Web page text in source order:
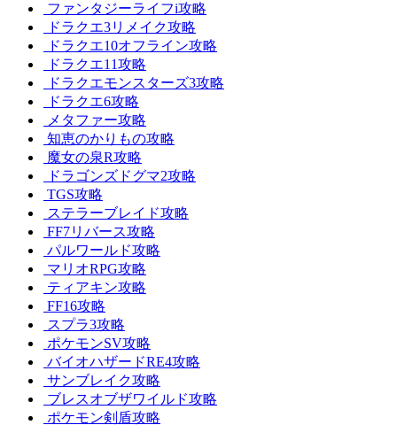
ファンタジーライフi攻略
ドラクエ3リメイク攻略
ドラクエ10オフライン攻略
ドラクエ11攻略
ドラクエモンスターズ3攻略
ドラクエ6攻略
メタファー攻略
知恵のかりもの攻略
魔女の泉R攻略
ドラゴンズドグマ2攻略
TGS攻略
ステラーブレイド攻略
FF7リバース攻略
パルワールド攻略
マリオRPG攻略
ティアキン攻略
FF16攻略
スプラ3攻略
ポケモンSV攻略
バイオハザードRE4攻略
サンブレイク攻略
ブレスオブザワイルド攻略
ポケモン剣盾攻略